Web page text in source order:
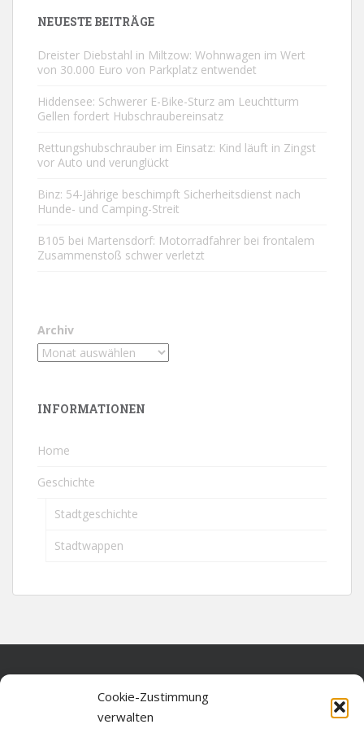
Cookie-Zustimmung
verwalten
NEUESTE BEITRÄGE
Dreister Diebstahl in Miltzow: Wohnwagen im Wert
von 30.000 Euro von Parkplatz entwendet
Hiddensee: Schwerer E-Bike-Sturz am Leuchtturm
Gellen fordert Hubschraubereinsatz
Rettungshubschrauber im Einsatz: Kind läuft in Zingst
vor Auto und verunglückt
Binz: 54-Jährige beschimpft Sicherheitsdienst nach
Hunde- und Camping-Streit
B105 bei Martensdorf: Motorradfahrer bei frontalem
Zusammenstoß schwer verletzt
Archiv
INFORMATIONEN
Home
Geschichte
Stadtgeschichte
Stadtwappen